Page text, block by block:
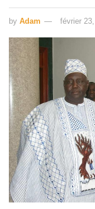
by Adam février